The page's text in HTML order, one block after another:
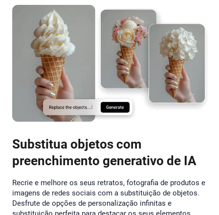
Substitua objetos com
preenchimento generativo de IA
Recrie e melhore os seus retratos, fotografia de produtos e
imagens de redes sociais com a substituição de objetos.
Desfrute de opções de personalização infinitas e